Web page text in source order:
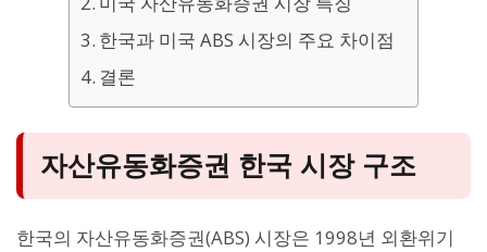
한국과 미국 ABS 시장의 주요 차이점
결론
자산유동화증권 한국 시장 구조
한국의 자산유동화증권(ABS) 시장은 1998년 외환위기